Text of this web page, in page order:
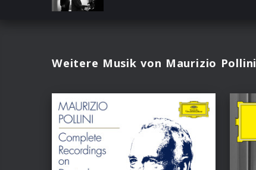
Weitere Musik von Maurizio Pollini